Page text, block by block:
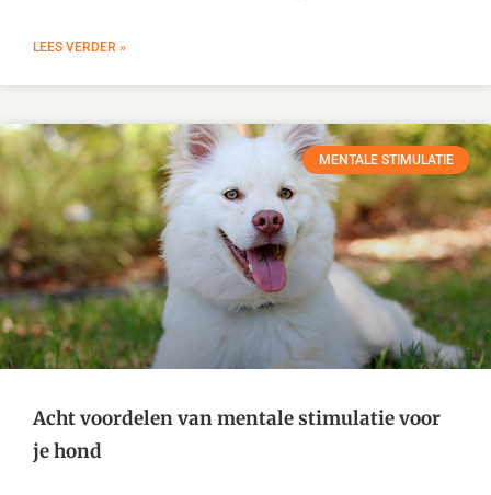
LEES VERDER »
MENTALE STIMULATIE
Acht voordelen van mentale stimulatie voor
je hond